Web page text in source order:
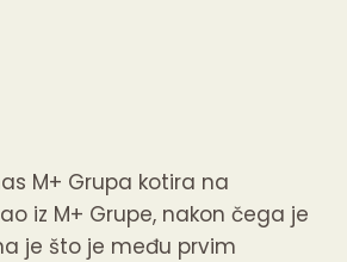
M+ Grupa kotira na
iz M+ Grupe, nakon čega je
je što je među prvim